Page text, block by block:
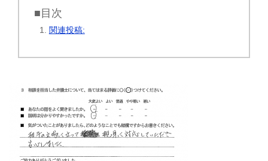
■目次
関連投稿: